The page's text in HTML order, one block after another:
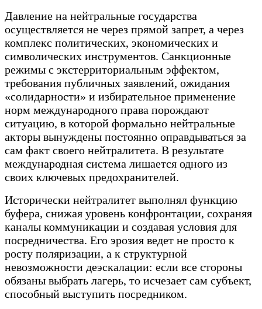
Давление на нейтральные государства
осуществляется не через прямой запрет, а через
комплекс политических, экономических и
символических инструментов. Санкционные
режимы с экстерриториальным эффектом,
требования публичных заявлений, ожидания
«солидарности» и избирательное применение
норм международного права порождают
ситуацию, в которой формально нейтральные
акторы вынуждены постоянно оправдываться за
сам факт своего нейтралитета. В результате
международная система лишается одного из
своих ключевых предохранителей.
Исторически нейтралитет выполнял функцию
буфера, снижая уровень конфронтации, сохраняя
каналы коммуникации и создавая условия для
посредничества. Его эрозия ведет не просто к
росту поляризации, а к структурной
невозможности деэскалации: если все стороны
обязаны выбрать лагерь, то исчезает сам субъект,
способный выступить посредником.